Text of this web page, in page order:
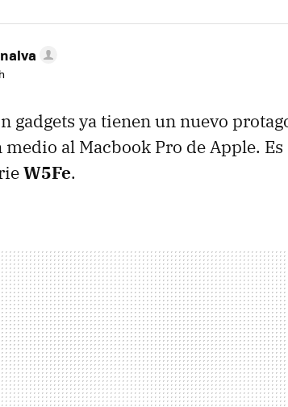
gadgets ya tienen un nuevo
al Macbook Pro de Apple.
W5Fe.